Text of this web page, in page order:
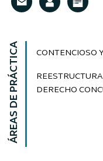
ÁREAS DE PRÁCTICA CONTENCIOSO
DERECHO